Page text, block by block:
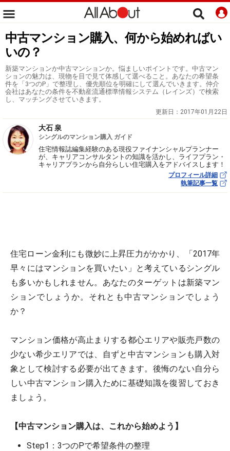
中古マンション購入、何から始めればい
いの？
新築マンションか中古マンションか。悩ましいポイントです。中古マン
ションの魅力は、現物を目で見て体感して選べること。あなたの希望条
件を「3つのP」で整理し、優先順位を明確にして選んでいきます。仲介
会社はあなたの条件を不動産流通標準情報システム（レインズ）で検索
し、マッチングさせていきます。
更新日： 2017年01月22日
大石 泉
シングルのマンション購入 ガイド
住宅情報誌編集経験のある現役ファイナンシャルプランナー
が、キャリアコンサルタントの知識を活かし、ライフプラン・
キャリアプランから自分らしい住宅購入をアドバイスします！
プロフィール詳細
執筆記事一覧
住宅ローン金利にも微妙に上昇圧力がかかり、「2017年
早々にはマンションを買いたい」と考えているシングル
も多いかもしれません。あなたのターゲットは新築マン
ションでしょうか。それとも中古マンションでしょう
か？
マンション価格が高止まりする都心エリアや販売戸数の
少ない希少エリアでは、自ずと中古マンションも購入対
象として検討する必要が出てきます。後悔のない自分ら
しい中古マンション購入ために基礎知識を復習しておき
ましょう。
【中古マンション購入は、これから始めよう】
Step1：3つのPで希望条件の整理